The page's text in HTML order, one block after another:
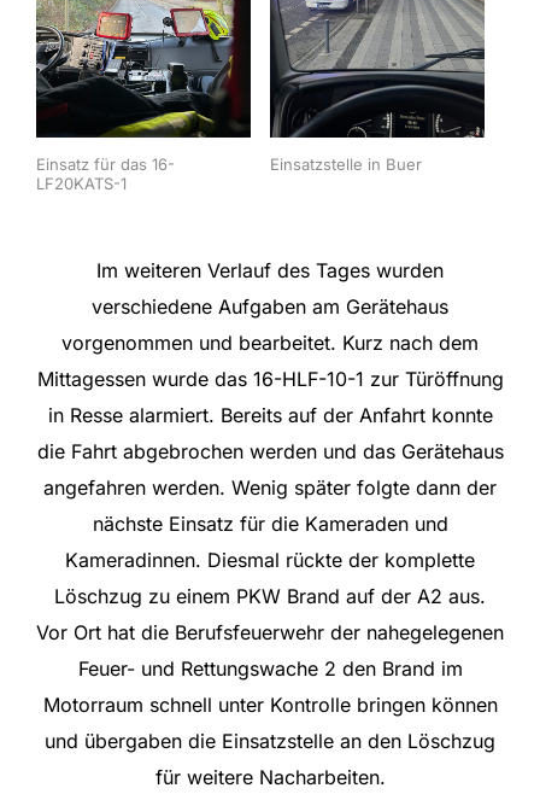
Einsatz für das 16-
LF20KATS-1
Einsatzstelle in Buer
Im weiteren Verlauf des Tages wurden
verschiedene Aufgaben am Gerätehaus
vorgenommen und bearbeitet. Kurz nach dem
Mittagessen wurde das 16-HLF-10-1 zur Türöffnung
in Resse alarmiert. Bereits auf der Anfahrt konnte
die Fahrt abgebrochen werden und das Gerätehaus
angefahren werden. Wenig später folgte dann der
nächste Einsatz für die Kameraden und
Kameradinnen. Diesmal rückte der komplette
Löschzug zu einem PKW Brand auf der A2 aus.
Vor Ort hat die Berufsfeuerwehr der nahegelegenen
Feuer- und Rettungswache 2 den Brand im
Motorraum schnell unter Kontrolle bringen können
und übergaben die Einsatzstelle an den Löschzug
für weitere Nacharbeiten.